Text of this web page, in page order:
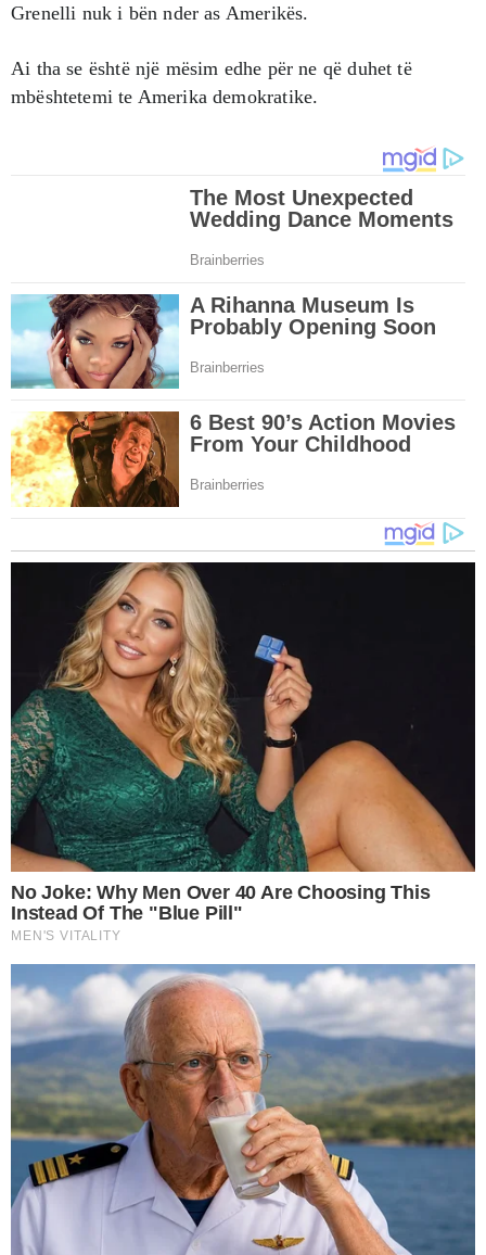
Grenelli nuk i bën nder as Amerikës.
Ai tha se është një mësim edhe për ne që duhet të
mbështetemi te Amerika demokratike.